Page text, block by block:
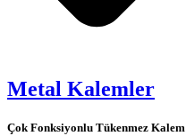
Metal Kalemler
Çok Fonksiyonlu Tükenmez Kalem